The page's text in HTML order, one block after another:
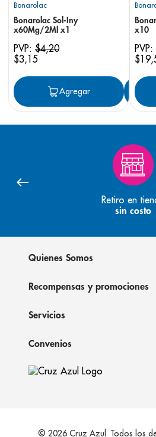
Bonarolac
Bonarolac Sol-Iny
x60Mg/2Ml x1
PVP: $4,20
$3,15
Agregar
x10
PVP:
$19,
Retiro en
sin costo
Quienes Somos
Recompensas y promociones
Servicios
Convenios
© 2026 Cruz Azul. Todos los